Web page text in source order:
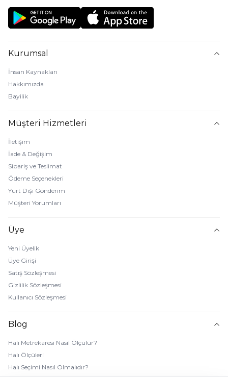
Kurumsal
İnsan Kaynakları
Hakkımızda
Bayilik
Müşteri Hizmetleri
İletişim
İade & Değişim
Sipariş ve Teslimat
Ödeme Seçenekleri
Yurt Dışı Gönderim
Müşteri Yorumları
Üye
Yeni Üyelik
Üye Girişi
Satış Sözleşmesi
Gizlilik Sözleşmesi
Kullanıcı Sözleşmesi
Blog
Halı Metrekaresi Nasıl Ölçülür?
Halı Ölçüleri
Halı Seçimi Nasıl Olmalıdır?